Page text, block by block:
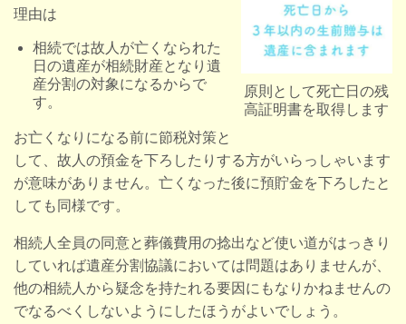
原則として死亡日の残
高証明書を取得します
理由は
相続では故人が亡くなられた
日の遺産が相続財産となり遺
産分割の対象になるからで
す。
お亡くなりになる前に節税対策と
して、故人の預金を下ろしたりする方がいらっしゃいます
が意味がありません。亡くなった後に預貯金を下ろしたと
しても同様です。
相続人全員の同意と葬儀費用の捻出など使い道がはっきり
していれば遺産分割協議においては問題はありませんが
他の相続人から疑念を持たれる要因にもなりかねませんの
でなるべくしないようにしたほうがよいでしょう。